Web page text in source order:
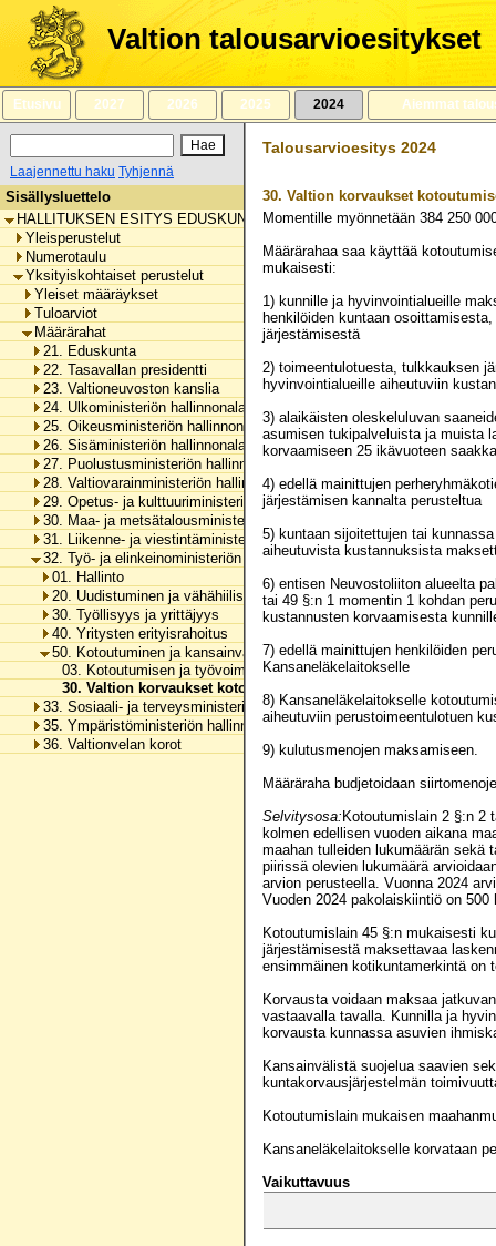
Siirry
sisältöön
Valtion talousarvioesitykset
Etusivu 2027 2026 2025 2024 Aiemmat
Laajennettu haku Tyhjennä
Sisällysluettelo
HALLITUKSEN ESITYS EDUSKUNNALLE VALTION TALOUSARVIOKSI
Yleisperustelut
Numerotaulu
Yksityiskohtaiset perustelut
Yleiset määräykset
Tuloarviot
Määrärahat
21. Eduskunta
22. Tasavallan presidentti
23. Valtioneuvoston kanslia
24. Ulkoministeriön hallinnonala
25. Oikeusministeriön hallinnonala
26. Sisäministeriön hallinnonala
27. Puolustusministeriön hallinnonala
28. Valtiovarainministeriön hallinnonala
29. Opetus- ja kulttuuriministeriön hallinnonala
30. Maa- ja metsätalousministeriön hallinnonala
31. Liikenne- ja viestintäministeriön hallinnonala
32. Työ- ja elinkeinoministeriön hallinnonala
01. Hallinto
20. Uudistuminen ja vähähiilisyys
30. Työllisyys ja yrittäjyys
40. Yritysten erityisrahoitus
50. Kotoutuminen ja kansainvälinen osaaminen
03. Kotoutumisen ja työvoiman maahanmuuton edistäminen
30. Valtion korvaukset kotoutumisen edistämisestä
33. Sosiaali- ja terveysministeriön hallinnonala
35. Ympäristöministeriön hallinnonala
36. Valtionvelan korot
Talousarvioesitys 2024
30. Valtion korvaukset
Momentille myönnetään 384 250
Määrärahaa saa käyttää
mukaisesti:
1) kunnille ja hyvinvointialueille
henkilöiden kuntaan
järjestämisestä
2) toimeentulotuesta, tulkkauksen
hyvinvointialueille aiheutuviin
3) alaikäisten oleskeluluvan
asumisen tukipalveluista ja muista
korvaamiseen 25 ikävuoteen
4) edellä mainittujen
järjestämisen kannalta perusteltua
5) kuntaan sijoitettujen tai
aiheutuvista kustannuksista
6) entisen Neuvostoliiton alueelta
tai 49 §:n 1 momentin 1 kohdan
kustannusten korvaamisesta
7) edellä mainittujen henkilöiden
Kansaneläkelaitokselle
8) Kansaneläkelaitokselle
aiheutuviin perustoimeentulotuen
9) kulutusmenojen maksamiseen.
Määräraha budjetoidaan
Selvitysosa: Kotoutumislain 2 §:n 2
kolmen edellisen vuoden aikana
maahan tulleiden lukumäärän sekä
piirissä olevien lukumäärä
arvion perusteella. Vuonna 2024
Vuoden 2024 pakolaiskiintiö on 500
Kotoutumislain 45 §:n mukaisesti
järjestämisestä maksettavaa
ensimmäinen kotikuntamerkintä on
Korvausta voidaan maksaa
vastaavalla tavalla. Kunnilla ja
korvausta kunnassa asuvien
Kansainvälistä suojelua saavien
kuntakorvausjärjestelmän
Kotoutumislain mukaisen
Kansaneläkelaitokselle korvataan
Vaikuttavuus